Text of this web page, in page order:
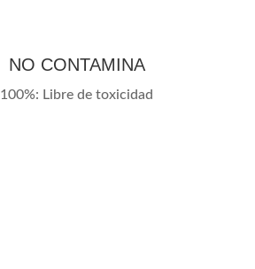
NO CONTAMINA
100%: Libre de toxicidad